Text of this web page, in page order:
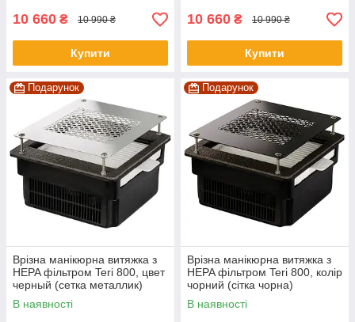
10 660 ₴ 10 990 ₴
Купити
10 660 ₴ 10 990 ₴
Купити
Подарунок
Врізна манікюрна витяжка з
HEPA фільтром Teri 800, цвет
черный (сетка металлик)
В наявності
Подарунок
Врізна манікюрна витяжка з
HEPA фільтром Teri 800, колір
чорний (сітка чорна)
В наявності